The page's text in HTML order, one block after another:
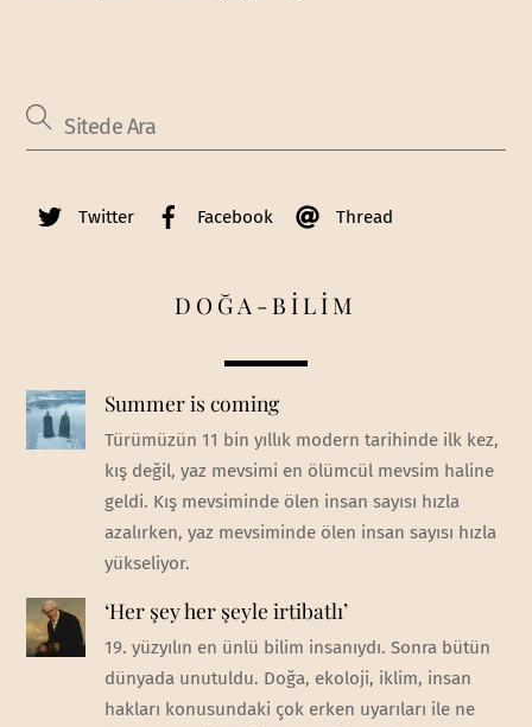
Twitter Facebook Thread
DOĞA-BİLİM
Summer is coming
Türümüzün 11 bin yıllık modern tarihinde ilk kez,
kış değil, yaz mevsimi en ölümcül mevsim haline
geldi. Kış mevsiminde ölen insan sayısı hızla
azalırken, yaz mevsiminde ölen insan sayısı hızla
yükseliyor.
‘Her şey her şeyle irtibatlı’
19. yüzyılın en ünlü bilim insanıydı. Sonra bütün
dünyada unutuldu. Doğa, ekoloji, iklim, insan
hakları konusundaki çok erken uyarıları ile ne